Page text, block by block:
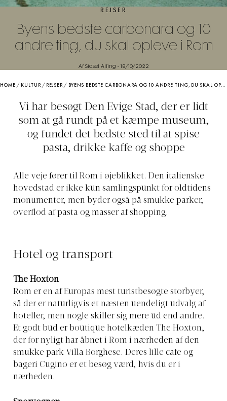
REJSER
Byens bedste carbonara og 10
andre ting, du skal opleve i Rom
Af Sidsel Alling - 18/10/2022
HOME / KULTUR/ REJSER/ BYENS BEDSTE CARBONARA OG 10 ANDRE TING, DU SKAL OPLEVE I ROM
Vi har besøgt Den Evige Stad, der er lidt
som at gå rundt på et kæmpe museum,
og fundet det bedste sted til at spise
pasta, drikke kaffe og shoppe
Alle veje fører til Rom i øjeblikket. Den italienske
hovedstad er ikke kun samlingspunkt for oldtidens
monumenter, men byder også på smukke parker,
overflod af pasta og masser af shopping.
Hotel og transport
The Hoxton
Rom er en af Europas mest turistbesøgte storbyer,
så der er naturligvis et næsten uendeligt udvalg af
hoteller, men nogle skiller sig mere ud end andre.
Et godt bud er boutique hotelkæden The Hoxton,
der for nyligt har åbnet i Rom i nærheden af den
smukke park Villa Borghese. Deres lille cafe og
bageri Cugino er et besøg værd, hvis du er i
nærheden.